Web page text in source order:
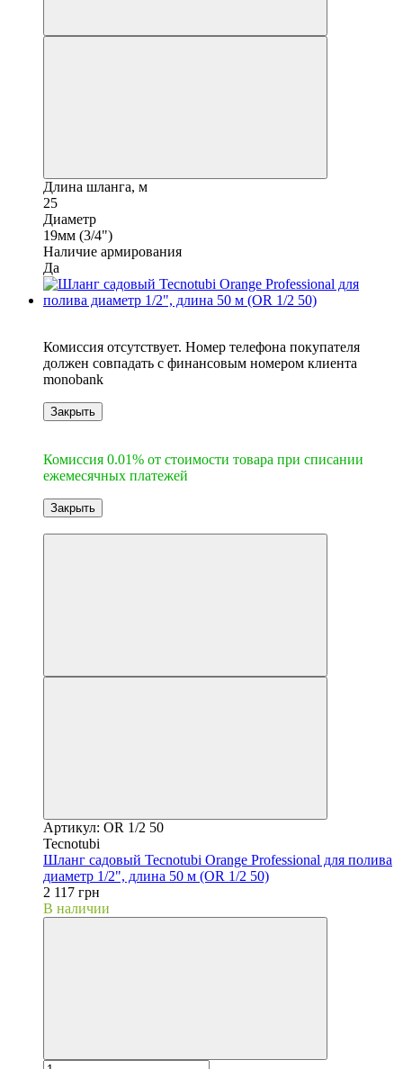
Длина шланга, м
25
Диаметр
19мм (3/4")
Наличие армирования
Да
Комиссия отсутствует. Номер телефона покупателя
должен совпадать с финансовым номером клиента
monobank
Закрыть
Комиссия 0.01% от стоимости товара при списании
ежемесячных платежей
Закрыть
Артикул: OR 1/2 50
Tecnotubi
Шланг садовый Tecnotubi Orange Professional для полива
диаметр 1/2", длина 50 м (OR 1/2 50)
2 117 грн
В наличии